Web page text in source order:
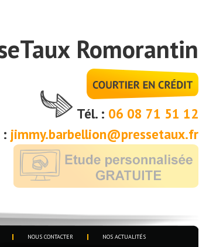
Romorantin
Tél. : 06 08 71 51 12
: jimmy.barbellion@pressetaux.fr
NOUS CONTACTER NOS ACTUALITÉS